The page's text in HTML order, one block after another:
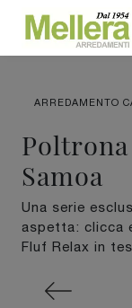
ARREDAMENTO
Samoa
Una serie
aspetta: clicca
Fluf Relax in